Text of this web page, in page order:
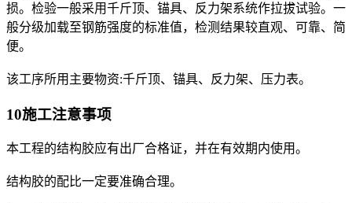
损。检验一般采用千斤顶、锚具、反力架系统作拉拔试验。一
般分级加载至钢筋强度的标准值，检测结果较直观、可靠、简
便。
该工序所用主要物资:千斤顶、锚具、反力架、压力表。
10施工注意事项
本工程的结构胶应有出厂合格证，并在有效期内使用。
结构胶的配比一定要准确合理。